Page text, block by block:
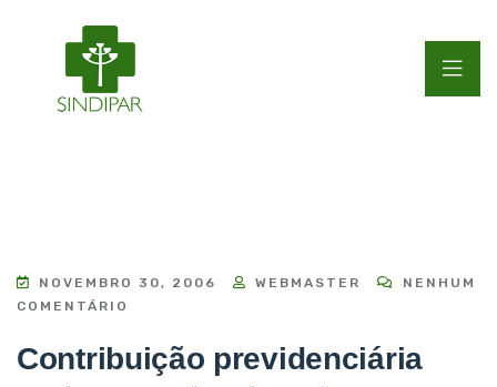
NOVEMBRO 30, 2006 WEBMASTER
NENHUM
COMENTÁRIO
Contribuição previdenciária